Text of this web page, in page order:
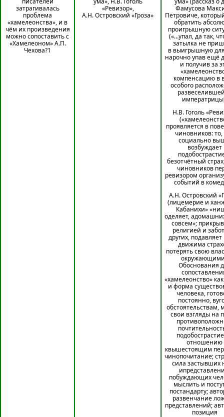
затрагивалась
проблема
«хамелеонства», и в
чём их произведения
можно сопоставить с
«Хамелеоном» А.П.
Чехова?1
«Ревизор»,
А.Н. Островский «Гроза»
Фамусова
Петровиче,
обратить
проигрышную
(«…упал, да так,
затылка не
в выигрышную
нарочно упав ещё
и получив за
компенсацию в
особого
Н.В. Гоголь
проявляется в
чиновников: то,
социально
возбуждает
безотчётный
чиновников
ревизором
событий в
А.Н. Островский
(лицемерие и
Кабанихи»
оделяет,
совсем»;
религией и
других,
движима
потерять свою
Обоснования
«хамелеонство»
и форма
человека,
постоянно,
обстоятельствам,
свои взгляды на
отношению
квышестоящим
чинопочитание;
сила застывших
побуждающих
мыслить и
постандарту;
развенчание
представлений;
позиция